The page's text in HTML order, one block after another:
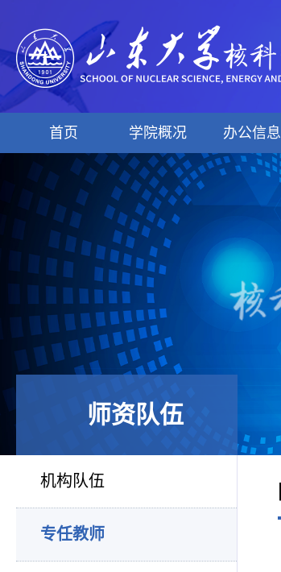
首页 学院概况 办公信息
师资队伍
机构队伍
专任教师